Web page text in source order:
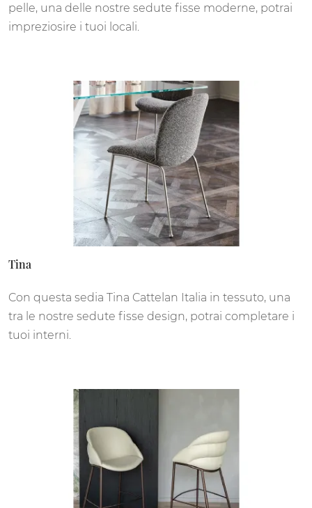
pelle, una delle nostre sedute fisse moderne, potrai
impreziosire i tuoi locali.
Tina
Con questa sedia Tina Cattelan Italia in tessuto, una
tra le nostre sedute fisse design, potrai completare i
tuoi interni.